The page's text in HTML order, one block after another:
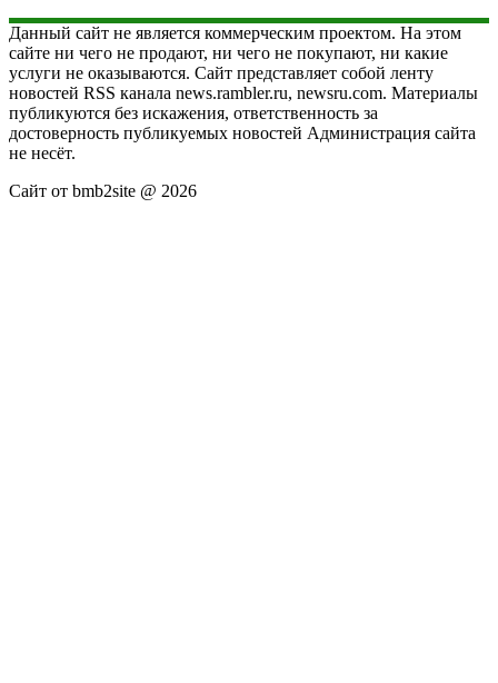
Данный сайт не является коммерческим проектом. На этом
сайте ни чего не продают, ни чего не покупают, ни какие
услуги не оказываются. Сайт представляет собой ленту
новостей RSS канала news.rambler.ru, newsru.com. Материалы
публикуются без искажения, ответственность за
достоверность публикуемых новостей Администрация сайта
не несёт.
Сайт от bmb2site @ 2026